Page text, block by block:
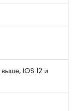
iOS 12 и